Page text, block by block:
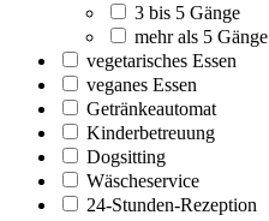
3 bis 5 Gänge
mehr als 5 Gänge
vegetarisches Essen
veganes Essen
Getränkeautomat
Kinderbetreuung
Dogsitting
Wäscheservice
24-Stunden-Rezeption